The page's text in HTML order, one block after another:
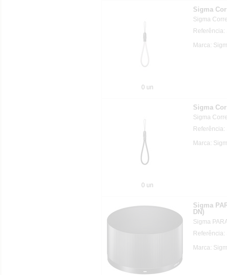
0 un
Sigma
Sigma
Referência:
Marca:
0 un
Sigma
Sigma
Referência:
Marca:
Sigma
DN)
Sigma
Marca: